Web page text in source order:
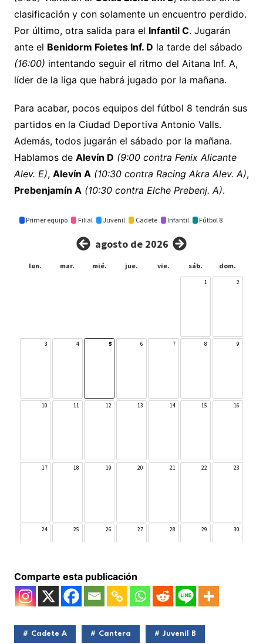
clasificación y con solamente un encuentro perdido.
Por último, otra salida para el Infantil C. Jugarán
ante el Benidorm Foietes Inf. D la tarde del sábado
(16:00) intentando seguir el ritmo del Aitana Inf. A,
líder de la liga que habrá jugado por la mañana.
Para acabar, pocos equipos del fútbol 8 tendrán sus
partidos en la Ciudad Deportiva Antonio Valls.
Además, todos jugarán el sábado por la mañana.
Hablamos de Alevín D (9:00 contra Fenix Alicante
Alev. E), Alevín A (10:30 contra Racing Akra Alev. A),
Prebenjamín A (10:30 contra Elche Prebenj. A).
Comparte esta publicación
Cadete A Cantera Juvenil B